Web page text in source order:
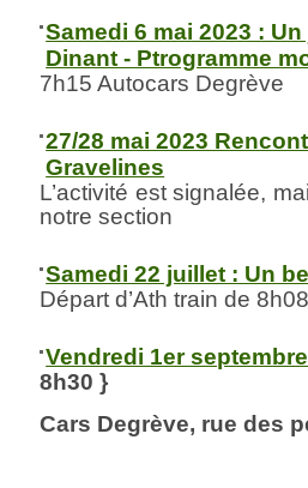
Samedi 6 mai 2023 :
Dinant - Ptrogramme
7h15 Autocars Degrève
27/28 mai 2023
Gravelines
L’activité est signalée,
notre section
Samedi 22 juillet : Un
Départ d’Ath train de
Vendredi 1er
8h30 }
Cars Degrève, rue des